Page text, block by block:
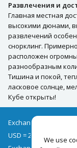
Развлечения и
Главная местная
высокими дюнами,
развлечений
снорклинг.
расположен
разнообразным
Тишина и покой,
ласковое солнце,
Кубе открыты!
We use
Exchange rates as of
USD = 2.68